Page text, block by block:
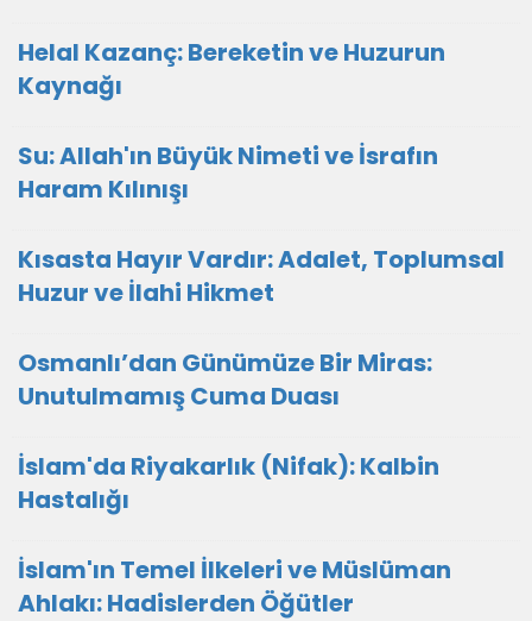
Helal Kazanç: Bereketin ve Huzurun
Kaynağı
Su: Allah'ın Büyük Nimeti ve İsrafın
Haram Kılınışı
Kısasta Hayır Vardır: Adalet, Toplumsal
Huzur ve İlahi Hikmet
Osmanlı’dan Günümüze Bir Miras:
Unutulmamış Cuma Duası
İslam'da Riyakarlık (Nifak): Kalbin
Hastalığı
İslam'ın Temel İlkeleri ve Müslüman
Ahlakı: Hadislerden Öğütler